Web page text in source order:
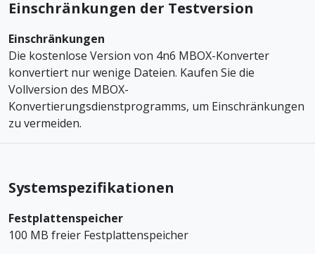
Einschränkungen der Testversion
Einschränkungen
Die kostenlose Version von 4n6 MBOX-Konverter
konvertiert nur wenige Dateien. Kaufen Sie die
Vollversion des MBOX-
Konvertierungsdienstprogramms, um Einschränkungen
zu vermeiden.
Systemspezifikationen
Festplattenspeicher
100 MB freier Festplattenspeicher